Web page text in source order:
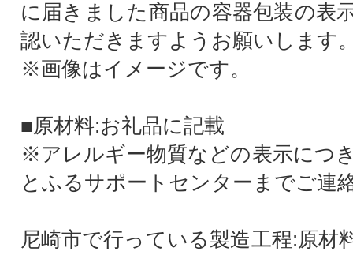
に届きました商品の容器包装の表
認いただきますようお願いします
※画像はイメージです。
■原材料:お礼品に記載
※アレルギー物質などの表示につ
とふるサポートセンターまでご連
尼崎市で行っている製造工程:原材